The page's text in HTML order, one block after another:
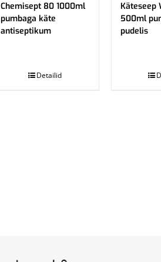
Chemisept 80 1000ml
pumbaga käte
antiseptikum
Detailid
Käteseep
500ml
pudelis